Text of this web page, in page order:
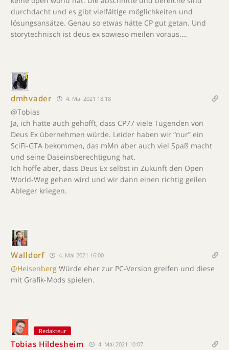
durchdacht und es gibt vielfältige möglichkeiten und
lösungsansätze. Genau so etwas hätte CP gut getan. Und
storytechnisch ist deus ex sowieso meilen voraus….
dmhvader 4. Mai 2021 18:18
@Tobias
Ja, ich hatte auch gehofft, dass CP77 viele Tugenden von
Deus Ex übernehmen würde. Leider haben wir “nur” ein
SciFi-GTA bekommen, das mMn aber auch viel Spaß macht
und seine Daseinsberechtigung hat.
Ich hoffe aber, dass Deus Ex selbst in Zukunft den Open
World-Weg gehen wird und wir dann einen richtig geilen
Ableger kriegen.
Walldorf 4. Mai 2021 16:00
@Heisenberg Würde eher zur PC-Version greifen und diese
mit Grafik-Mods spielen.
Redakteur
Tobias Hildesheim 4. Mai 2021 10:07